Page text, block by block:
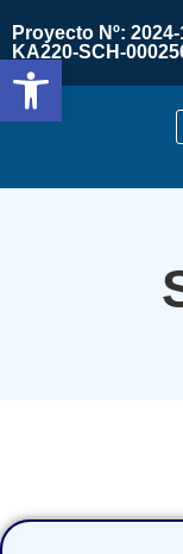
Proyecto Nº:
KA220-SCH-
Abrir